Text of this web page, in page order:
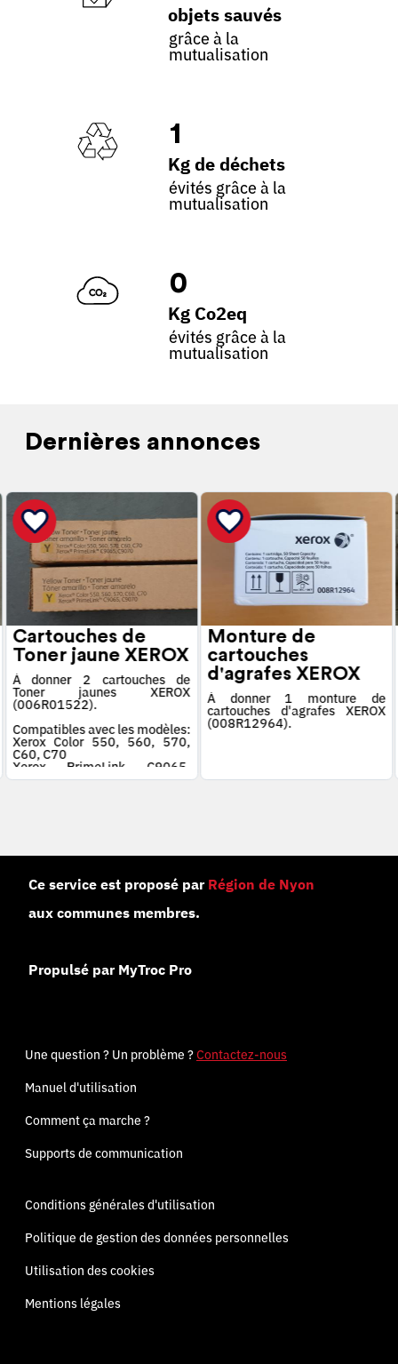
objets sauvés
grâce à la
mutualisation
1
Kg de déchets
évités grâce à la
mutualisation
0
Kg Co2eq
évités grâce à la
mutualisation
Dernières annonces
Cartouches de
Toner jaune XEROX
À donner 2 cartouches de
Toner jaunes XEROX
(006R01522).
Compatibles avec les modèles:
Xerox Color 550, 560, 570,
C60, C70
Xerox PrimeLink C9065,
C9070
Monture de
cartouches
d'agrafes XEROX
À donner 1 monture de
cartouches d'agrafes XEROX
(008R12964).
Ce service est proposé par Région de Nyon
aux communes membres.
Propulsé par MyTroc Pro
Une question ? Un problème ?Contactez-nous
Manuel d'utilisation
Comment ça marche ?
Supports de communication
Conditions générales d'utilisation
Politique de gestion des données personnelles
Utilisation des cookies
Mentions légales